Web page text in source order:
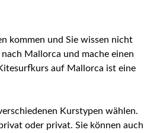
kommen und Sie wissen nicht
Mallorca und mache einen
auf Mallorca ist eine
Kurstypen wählen.
oder privat. Sie können auch